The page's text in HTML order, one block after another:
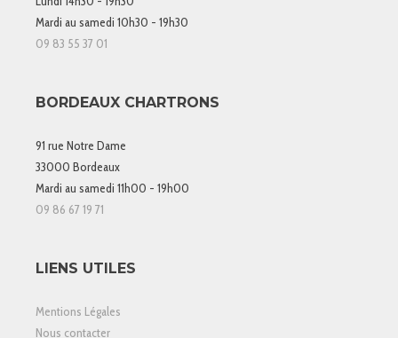
Mardi au samedi 10h30 - 19h30
09 83 55 37 01
BORDEAUX CHARTRONS
91 rue Notre Dame
33000 Bordeaux
Mardi au samedi 11h00 - 19h00
09 86 67 19 71
LIENS UTILES
Mentions Légales
Nous contacter